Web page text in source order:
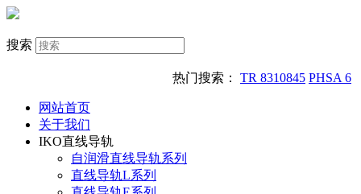
搜索
热门搜索： TR 8310845 PHSA 6
网站首页
关于我们
IKO直线导轨
自润滑直线导轨系列
直线导轨L系列